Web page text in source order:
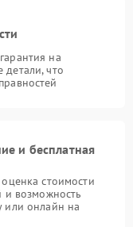
на
что
и бесплатная
стоимости
и возможность
или онлайн на